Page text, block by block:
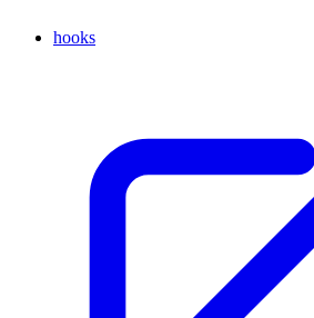
hooks